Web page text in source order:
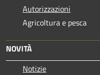
Autorizzazioni
Agricoltura e pesca
NOVITÀ
Notizie